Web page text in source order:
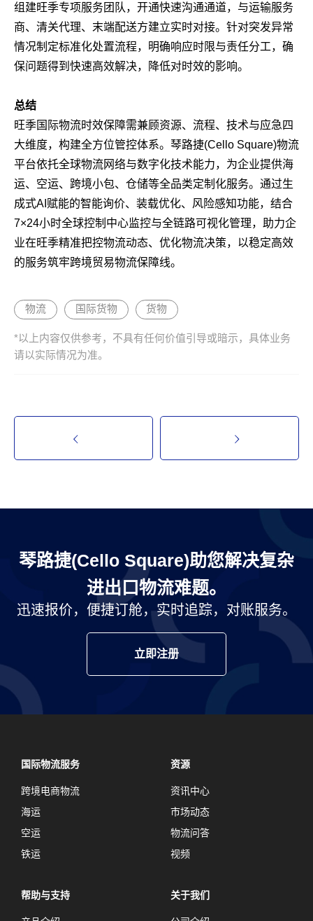
组建旺季专项服务团队，开通快速沟通通道，与运输服务
商、清关代理、末端配送方建立实时对接。针对突发异常
情况制定标准化处置流程，明确响应时限与责任分工，确
保问题得到快速高效解决，降低对时效的影响。
总结
旺季国际物流时效保障需兼顾资源、流程、技术与应急四
大维度，构建全方位管控体系。琴路捷(Cello Square)物流
平台依托全球物流网络与数字化技术能力，为企业提供海
运、空运、跨境小包、仓储等全品类定制化服务。通过生
成式AI赋能的智能询价、装载优化、风险感知功能，结合
7×24小时全球控制中心监控与全链路可视化管理，助力企
业在旺季精准把控物流动态、优化物流决策，以稳定高效
的服务筑牢跨境贸易物流保障线。
物流 国际货物 货物
*以上内容仅供参考，不具有任何价值引导或暗示，具体业务
请以实际情况为准。
琴路捷(Cello Square)助您解决复杂
进出口物流难题。
迅速报价，便捷订舱，实时追踪，对账服务。
立即注册
国际物流服务
跨境电商物流
海运
空运
铁运
资源
资讯中心
市场动态
物流问答
视频
帮助与支持 关于我们